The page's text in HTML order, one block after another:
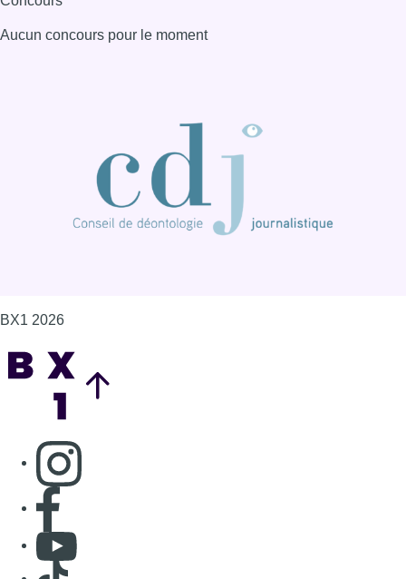
Aucun concours pour le moment
BX1 2026
Consulter page Instagram
Consulter page Facebook
Consulter Youtube
Consulter TikTok